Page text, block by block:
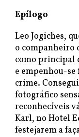
Epílogo
Leo Jogiches,
o companheiro
como principal
e empenhou-
crime.
fotográfico
reconhecíveis
Karl, no Hotel
festejarem a